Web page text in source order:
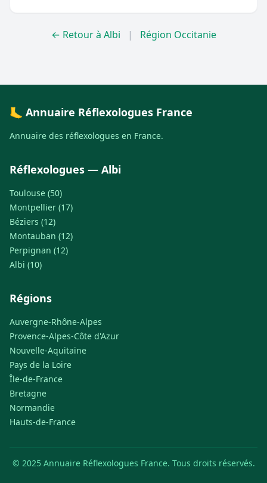
← Retour à Albi | Région Occitanie
🦶 Annuaire Réflexologues France
Annuaire des réflexologues en France.
Réflexologues — Albi
Toulouse (50)
Montpellier (17)
Béziers (12)
Montauban (12)
Perpignan (12)
Albi (10)
Régions
Auvergne-Rhône-Alpes
Provence-Alpes-Côte d'Azur
Nouvelle-Aquitaine
Pays de la Loire
Île-de-France
Bretagne
Normandie
Hauts-de-France
© 2025 Annuaire Réflexologues France. Tous droits réservés.